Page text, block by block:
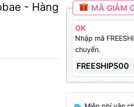
- Hàng
MÃ GIẢM
0K
Nhập mã
chuyển.
FREESHIP500